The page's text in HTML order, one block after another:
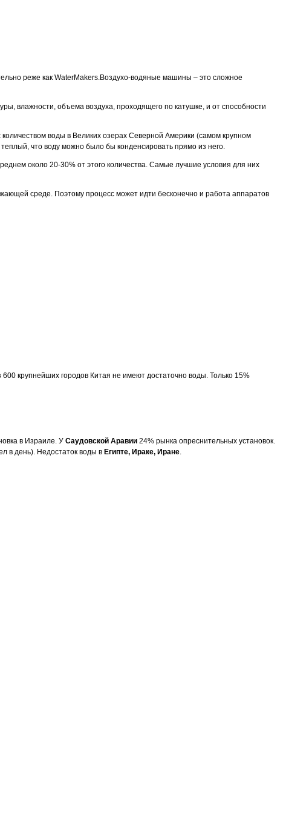
реже как WaterMakers.Воздухо-водяные машины – это сложное
влажности, объема воздуха, проходящего по катушке, и от способности
воды в Великих озерах Северной Америки (самом крупном
что воду можно было бы конденсировать прямо из него.
около 20-30% от этого количества. Самые лучшие условия для них
среде. Поэтому процесс может идти бесконечно и работа аппаратов
крупнейших городов Китая не имеют достаточно воды. Только 15%
в Израиле. У Саудовской Аравии 24% рынка опреснительных установок.
в день). Недостаток воды в Египте, Ираке, Иране.